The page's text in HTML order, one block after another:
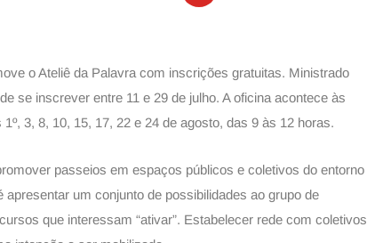
o Ateliê da Palavra com inscrições gratuitas. Ministrado
se inscrever entre 11 e 29 de julho. A oficina acontece às
3, 8, 10, 15, 17, 22 e 24 de agosto, das 9 às 12 horas.
passeios em espaços públicos e coletivos do entorno
apresentar um conjunto de possibilidades ao grupo de
que interessam “ativar”. Estabelecer rede com coletivos